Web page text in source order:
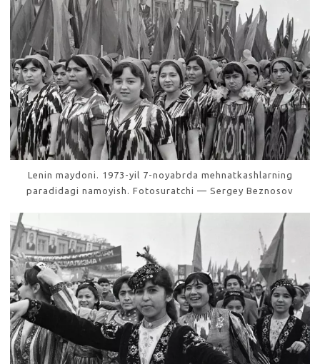
Lenin maydoni. 1973-yil 7-noyabrda mehnatkashlarning
paradidagi namoyish. Fotosuratchi — Sergey Beznosov